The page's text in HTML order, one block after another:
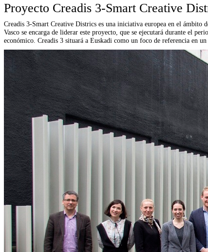
Proyecto Creadis 3-Smart Creative
Creadis 3-Smart Creative Districs es una iniciativa europea en el
Vasco se encarga de liderar este proyecto, que se ejecutará durante el
económico. Creadis 3 situará a Euskadi como un foco de referencia en